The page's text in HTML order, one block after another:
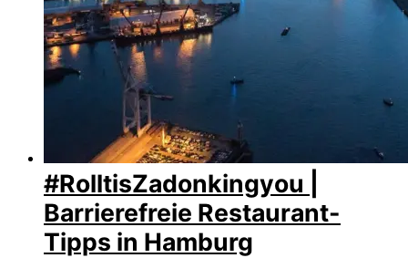
#RolltisZadonkingyou |
Barrierefreie Restaurant-
Tipps in Hamburg